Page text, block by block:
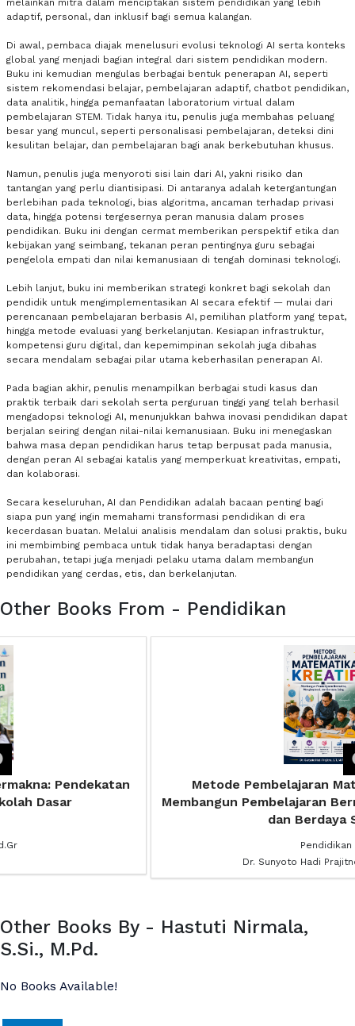
adaptif, personal, dan inklusif bagi semua kalangan.
Di awal, pembaca diajak menelusuri evolusi teknologi AI serta konteks
global yang menjadi bagian integral dari sistem pendidikan modern.
Buku ini kemudian mengulas berbagai bentuk penerapan AI, seperti
sistem rekomendasi belajar, pembelajaran adaptif, chatbot pendidikan,
data analitik, hingga pemanfaatan laboratorium virtual dalam
pembelajaran STEM. Tidak hanya itu, penulis juga membahas peluang
besar yang muncul, seperti personalisasi pembelajaran, deteksi dini
kesulitan belajar, dan pembelajaran bagi anak berkebutuhan khusus.
Namun, penulis juga menyoroti sisi lain dari AI, yakni risiko dan
tantangan yang perlu diantisipasi. Di antaranya adalah ketergantungan
berlebihan pada teknologi, bias algoritma, ancaman terhadap privasi
data, hingga potensi tergesernya peran manusia dalam proses
pendidikan. Buku ini dengan cermat memberikan perspektif etika dan
kebijakan yang seimbang, tekanan peran pentingnya guru sebagai
pengelola empati dan nilai kemanusiaan di tengah dominasi teknologi.
Lebih lanjut, buku ini memberikan strategi konkret bagi sekolah dan
pendidik untuk mengimplementasikan AI secara efektif — mulai dari
perencanaan pembelajaran berbasis AI, pemilihan platform yang tepat,
hingga metode evaluasi yang berkelanjutan. Kesiapan infrastruktur,
kompetensi guru digital, dan kepemimpinan sekolah juga dibahas
secara mendalam sebagai pilar utama keberhasilan penerapan AI.
Pada bagian akhir, penulis menampilkan berbagai studi kasus dan
praktik terbaik dari sekolah serta perguruan tinggi yang telah berhasil
mengadopsi teknologi AI, menunjukkan bahwa inovasi pendidikan dapat
berjalan seiring dengan nilai-nilai kemanusiaan. Buku ini menegaskan
bahwa masa depan pendidikan harus tetap berpusat pada manusia,
dengan peran AI sebagai katalis yang memperkuat kreativitas, empati,
dan kolaborasi.
Secara keseluruhan, AI dan Pendidikan adalah bacaan penting bagi
siapa pun yang ingin memahami transformasi pendidikan di era
kecerdasan buatan. Melalui analisis mendalam dan solusi praktis, buku
ini membimbing pembaca untuk tidak hanya beradaptasi dengan
perubahan, tetapi juga menjadi pelaku utama dalam membangun
pendidikan yang cerdas, etis, dan berkelanjutan.
Other Books From - Pendidikan
Metode Pembelajaran Matematika Kreatif :
Membangun Pembelajaran Bermakna, Menginspirasi,
Dr. Sunyoto Hadi Prajitno, S.T., M.Pd.
Other Books By - Hastuti Nirmala,
S.Si., M.Pd.
No Books Available!